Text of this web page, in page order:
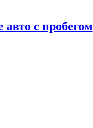
с пробегом